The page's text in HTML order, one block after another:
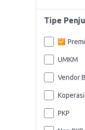
Tipe
UMKM
Vendor
Koperasi
PKP